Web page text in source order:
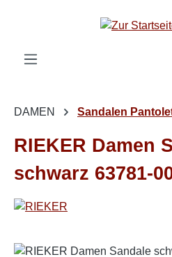
Zum Hauptinhalt springen
DAMEN Sandalen
RIEKER Damen
schwarz 63781-
Bildergalerie überspringen